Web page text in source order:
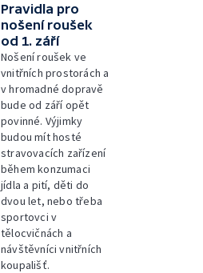
Pravidla pro
nošení roušek
od 1. září
Nošení roušek ve
vnitřních prostorách a
v hromadné dopravě
bude od září opět
povinné. Výjimky
budou mít hosté
stravovacích zařízení
během konzumaci
jídla a pití, děti do
dvou let, nebo třeba
sportovci v
tělocvičnách a
návštěvníci vnitřních
koupališť.